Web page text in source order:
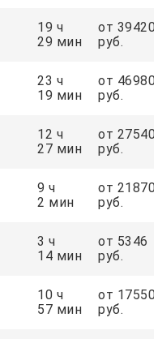
19 ч
29 мин
от 39420
руб.
23 ч
19 мин
от 46980
руб.
12 ч
27 мин
от 27540
руб.
9 ч
2 мин
от 21870
руб.
3 ч
14 мин
от 5346
руб.
10 ч
57 мин
от 17550
руб.